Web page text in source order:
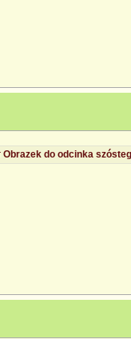
Obrazek do odcinka